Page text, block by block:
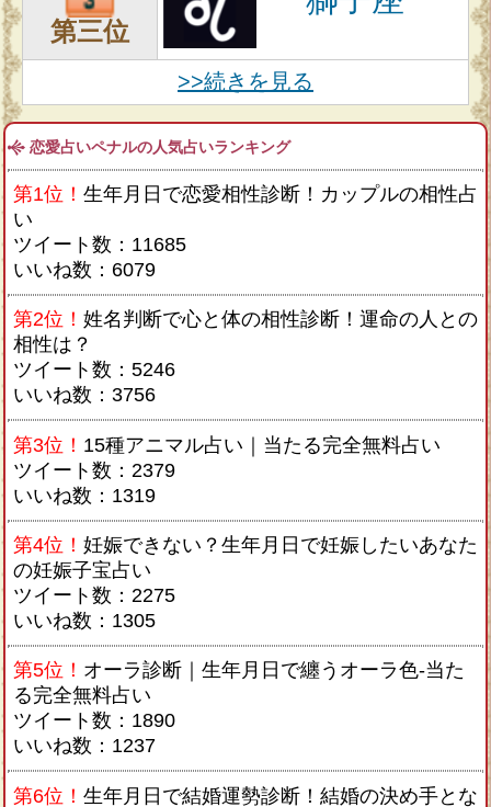
第三位
>>続きを見る
恋愛占いペナルの人気占いランキング
第1位！ 生年月日で恋愛相性診断！カップルの相性占
い
ツイート数：11685
いいね数：6079
第2位！ 姓名判断で心と体の相性診断！運命の人との
相性は？
ツイート数：5246
いいね数：3756
第3位！ 15種アニマル占い｜当たる完全無料占い
ツイート数：2379
いいね数：1319
第4位！ 妊娠できない？生年月日で妊娠したいあなた
の妊娠子宝占い
ツイート数：2275
いいね数：1305
第5位！ オーラ診断｜生年月日で纏うオーラ色-当た
る完全無料占い
ツイート数：1890
いいね数：1237
第6位！ 生年月日で結婚運勢診断！結婚の決め手とな